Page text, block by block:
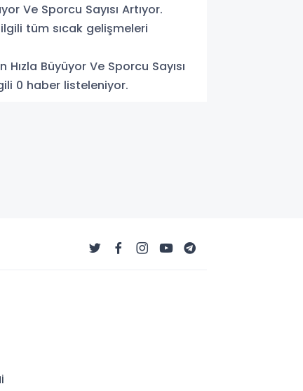
Ve Sporcu Sayısı Artıyor.
tüm sıcak gelişmeleri
Büyüyor Ve Sporcu Sayısı
0 haber listeleniyor.